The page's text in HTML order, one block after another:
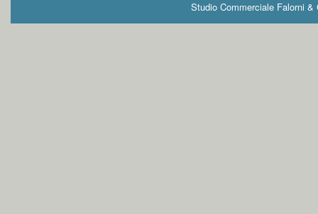
Studio Commerciale Falorni